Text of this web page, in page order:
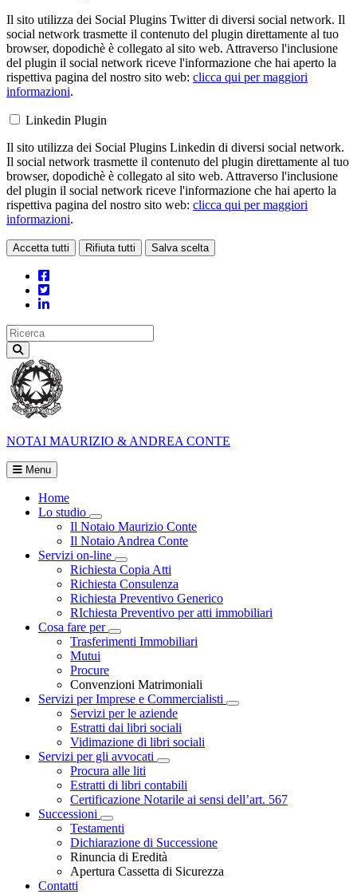
Il sito utilizza dei Social Plugins Twitter di diversi social network. Il
social network trasmette il contenuto del plugin direttamente al tuo
browser, dopodichè è collegato al sito web. Attraverso l'inclusione
del plugin il social network riceve l'informazione che hai aperto la
rispettiva pagina del nostro sito web: clicca qui per maggiori
informazioni.
Linkedin Plugin
Il sito utilizza dei Social Plugins Linkedin di diversi social network.
Il social network trasmette il contenuto del plugin direttamente al tuo
browser, dopodichè è collegato al sito web. Attraverso l'inclusione
del plugin il social network riceve l'informazione che hai aperto la
rispettiva pagina del nostro sito web: clicca qui per maggiori
informazioni.
Accetta tutti Rifiuta tutti Salva scelta
NOTAI MAURIZIO & ANDREA CONTE
Menu
Home
Lo studio
Visualizza menù di secondo livello
Il Notaio Maurizio Conte
Il Notaio Andrea Conte
Servizi on-line
Visualizza menù di secondo livello
Richiesta Copia Atti
Richiesta Consulenza
Richiesta Preventivo Generico
RIchiesta Preventivo per atti immobiliari
Cosa fare per
Visualizza menù di secondo livello
Trasferimenti Immobiliari
Mutui
Procure
Convenzioni Matrimoniali
Servizi per Imprese e Commercialisti
Visualizza menù di
Servizi per le aziende
Estratti dai libri sociali
Vidimazione di libri sociali
Servizi per gli avvocati
Visualizza menù di secondo livello
Procura alle liti
Estratti di libri contabili
Certificazione Notarile ai sensi dell’art. 567
Successioni
Visualizza menù di secondo livello
Testamenti
Dichiarazione di Successione
Rinuncia di Eredità
Apertura Cassetta di Sicurezza
Contatti